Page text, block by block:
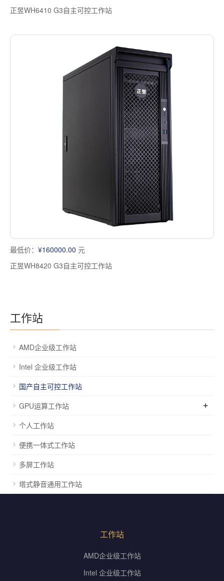
正昱WH6410 G3自主可控工作站
最低价： ¥160000.00 元
正昱WH8420 G3自主可控工作站
工作站
AMD企业级工作站
Intel 企业级工作站
国产自主可控工作站
GPU运算工作站
+
个人工作站
便携一体式工作站
多屏工作站
塔式静音通用工作站
工作站
AMD企业级工作站
Intel 企业级工作站